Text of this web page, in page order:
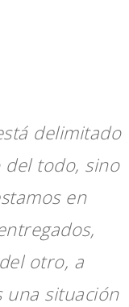
delimitado
todo, sino
en
otro, a
una situación